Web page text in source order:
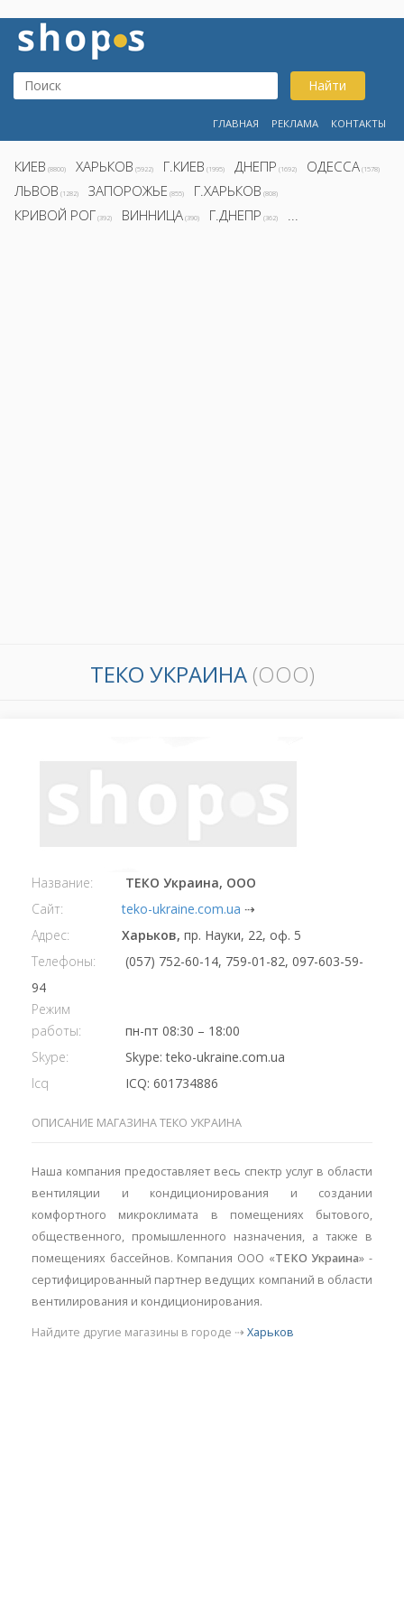
Найти
ГЛАВНАЯ РЕКЛАМА КОНТАКТЫ
КИЕВ (8800) ХАРЬКОВ (5922) Г.КИЕВ (1995) ДНЕПР (1692) ОДЕССА (1578)
ЛЬВОВ (1282) ЗАПОРОЖЬЕ (855) Г.ХАРЬКОВ (808)
КРИВОЙ РОГ (392) ВИННИЦА (390) Г.ДНЕПР (362) ...
ТЕКО УКРАИНА (ООО)
Название:
ТЕКО Украина, ООО
Сайт:
teko-ukraine.com.ua ⇢
Адрес:
Харьков, пр. Науки, 22, оф. 5
Телефоны:
(057) 752-60-14, 759-01-82, 097-603-59-
94
Режим
работы:
пн-пт 08:30 – 18:00
Skype:
Skype: teko-ukraine.com.ua
Icq
ICQ: 601734886
ОПИСАНИЕ МАГАЗИНА ТЕКО УКРАИНА
Наша компания предоставляет весь спектр услуг в области
вентиляции и кондиционирования и создании
комфортного микроклимата в помещениях бытового,
общественного, промышленного назначения, а также в
помещениях бассейнов. Компания ООО «ТЕКО Украина» -
сертифицированный партнер ведущих компаний в области
вентилирования и кондиционирования.
Найдите другие магазины в городе ⇢ Харьков